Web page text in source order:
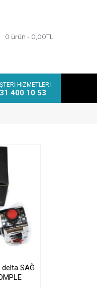
0 ürün - 0,00TL
HIZMETLERI
400 10 53
delta SAĞ